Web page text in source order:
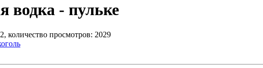
водка - пульке
количество просмотров: 2029